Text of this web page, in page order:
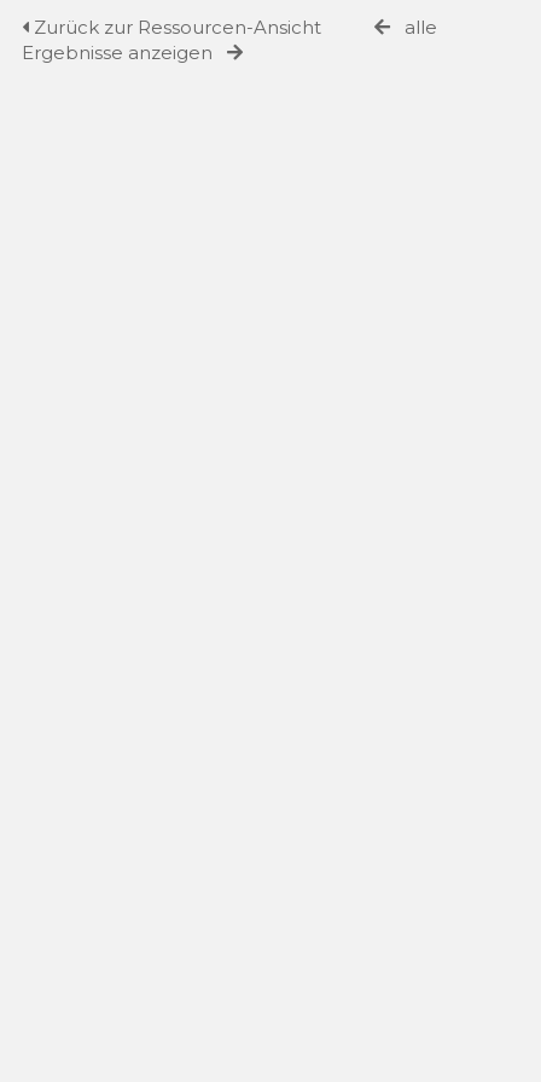
Zurück zur Ressourcen-Ansicht
alle
Ergebnisse anzeigen